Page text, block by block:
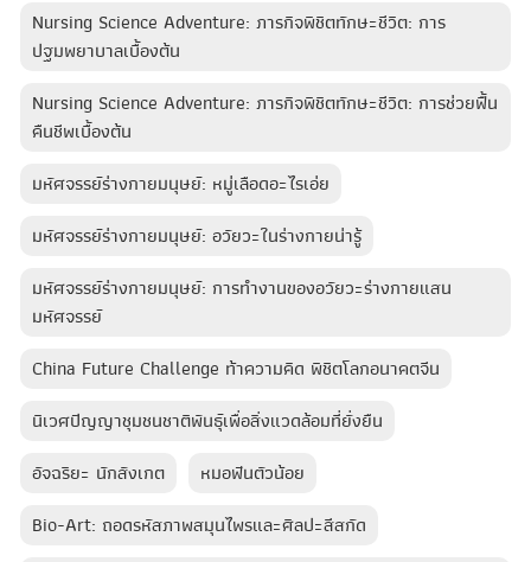
Nursing Science Adventure: ภารกิจพิชิตทักษะชีวิต: การ
ปฐมพยาบาลเบื้องต้น
Nursing Science Adventure: ภารกิจพิชิตทักษะชีวิต: การช่วยฟื้น
คืนชีพเบื้องต้น
มหัศจรรย์ร่างกายมนุษย์: หมู่เลือดอะไรเอ่ย
มหัศจรรย์ร่างกายมนุษย์: อวัยวะในร่างกายน่ารู้
มหัศจรรย์ร่างกายมนุษย์: การทำงานของอวัยวะร่างกายแสน
มหัศจรรย์
China Future Challenge ท้าความคิด พิชิตโลกอนาคตจีน
นิเวศปัญญาชุมชนชาติพันธุ์เพื่อสิ่งแวดล้อมที่ยั่งยืน
อัจฉริยะ นักสังเกต
หมอฟันตัวน้อย
Bio-Art: ถอดรหัสภาพสมุนไพรและศิลปะสีสกัด